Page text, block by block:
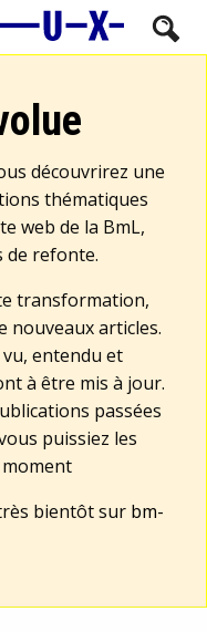
découvrirez une
thématiques
web de la BmL,
de refonte.
transformation,
nouveaux articles.
entendu et
à être mis à jour.
passées
puissiez les
bientôt sur bm-